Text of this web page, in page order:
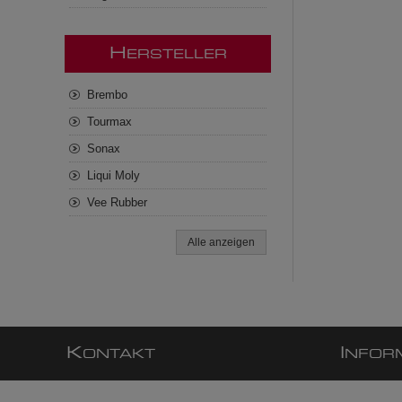
H ERSTELLER
Brembo
Tourmax
Sonax
Liqui Moly
Vee Rubber
Alle anzeigen
KONTAKT